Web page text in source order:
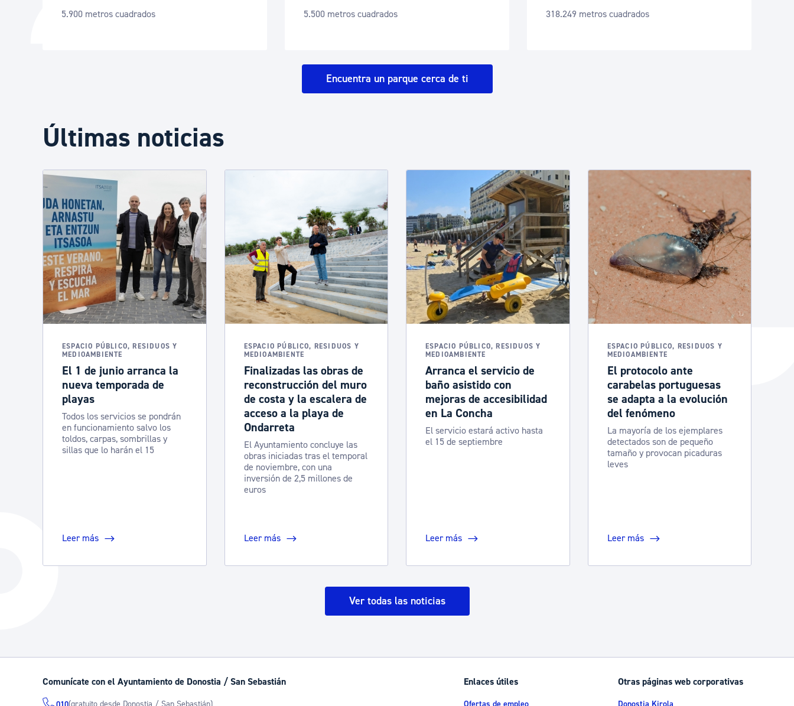
5.900 metros cuadrados 5.500 metros cuadrados 318.249 metros cuadrados
Encuentra un parque cerca de ti
Últimas noticias
ESPACIO PÚBLICO, RESIDUOS Y
MEDIOAMBIENTE
El 1 de junio arranca la
nueva temporada de
playas
Todos los servicios se pondrán
en funcionamiento salvo los
toldos, carpas, sombrillas y
sillas que lo harán el 15
Leer más
ESPACIO PÚBLICO, RESIDUOS Y
MEDIOAMBIENTE
Finalizadas las obras de
reconstrucción del muro
de costa y la escalera de
acceso a la playa de
Ondarreta
El Ayuntamiento concluye las
obras iniciadas tras el temporal
de noviembre, con una
inversión de 2,5 millones de
euros
Leer más
ESPACIO PÚBLICO, RESIDUOS Y
MEDIOAMBIENTE
Arranca el servicio de
baño asistido con
mejoras de accesibilidad
en La Concha
El servicio estará activo hasta
el 15 de septiembre
Leer más
ESPACIO PÚBLICO, RESIDUOS Y
MEDIOAMBIENTE
El protocolo ante
carabelas portuguesas
se adapta a la evolución
del fenómeno
La mayoría de los ejemplares
detectados son de pequeño
tamaño y provocan picaduras
leves
Leer más
Ver todas las noticias
Comunícate con el Ayuntamiento de Donostia / San Sebastián Enlaces útiles Otras páginas web corporativas